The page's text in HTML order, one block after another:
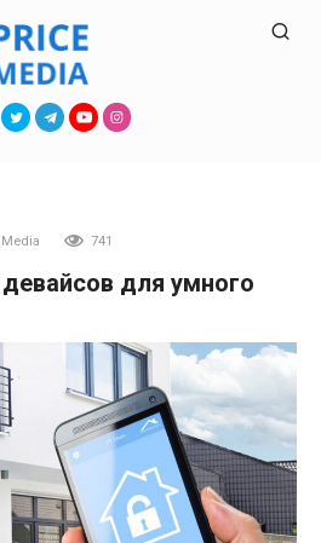
741
для умного